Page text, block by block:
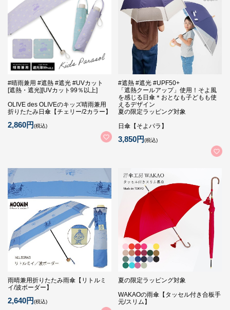
#晴雨兼用 #遮熱 #遮光 #UVカット
[遮熱・遮光][UVカット99％以上]
OLIVE des OLIVEのキッズ晴雨兼用
折りたたみ日傘【チェリー/2カラー】
2,860円(税込)
#遮熱 #遮光 #UPF50+
「遮熱クールアップ」使用！そよ風
を感じる日傘＊おとなも子どもも使
えるデザイン
夏の限定ラッピング対象
日傘【そよパラ】
3,850円(税込)
雨晴兼用折りたたみ雨傘【リトルミ
イ/波ボーダー】
2,640円(税込)
夏の限定ラッピング対象
WAKAOの雨傘【タッセル付き合板手
元/スリム】